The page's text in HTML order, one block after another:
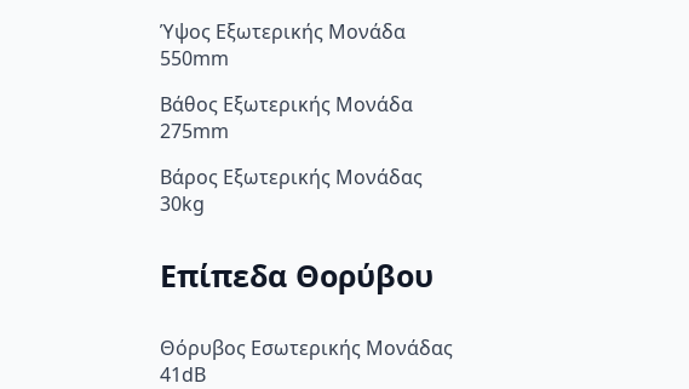
Ύψος Εξωτερικής Μονάδα
550mm
Βάθος Εξωτερικής Μονάδα
275mm
Βάρος Εξωτερικής Μονάδας
30kg
Επίπεδα Θορύβου
Θόρυβος Εσωτερικής Μονάδας
41dB